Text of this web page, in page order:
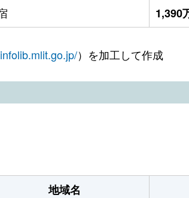
1,390
）を加工して作成
地域名